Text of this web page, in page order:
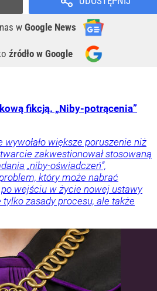
w Google News
źródło w Google
fikcją. „Niby-potrącenia”
większe poruszenie niż
zakwestionował stosowaną
„niby-oświadczeń”,
który może nabrać
wejściu w życie nowej ustawy
zasady procesu, ale także